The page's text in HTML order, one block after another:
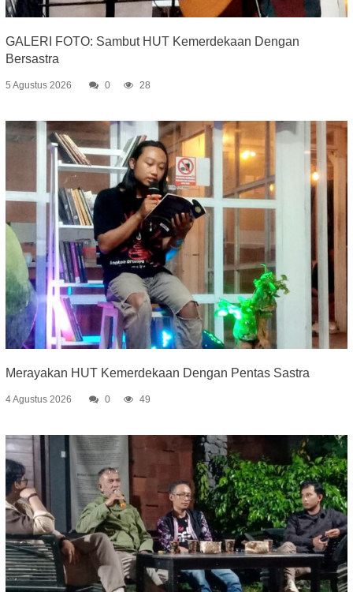
GALERI FOTO: Sambut HUT Kemerdekaan Dengan
Bersastra
5 Agustus 2026 0 28
Merayakan HUT Kemerdekaan Dengan Pentas Sastra
4 Agustus 2026 0 49